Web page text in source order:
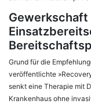
Gewerkschaft
Grund für die
veröffentlichte
senkt eine Therapie mit
Krankenhaus ohne